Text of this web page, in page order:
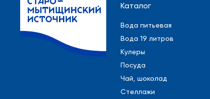
Каталог
Вода питьевая
Вода 19 литров
Кулеры
Посуда
Чай, шоколад
Стеллажи